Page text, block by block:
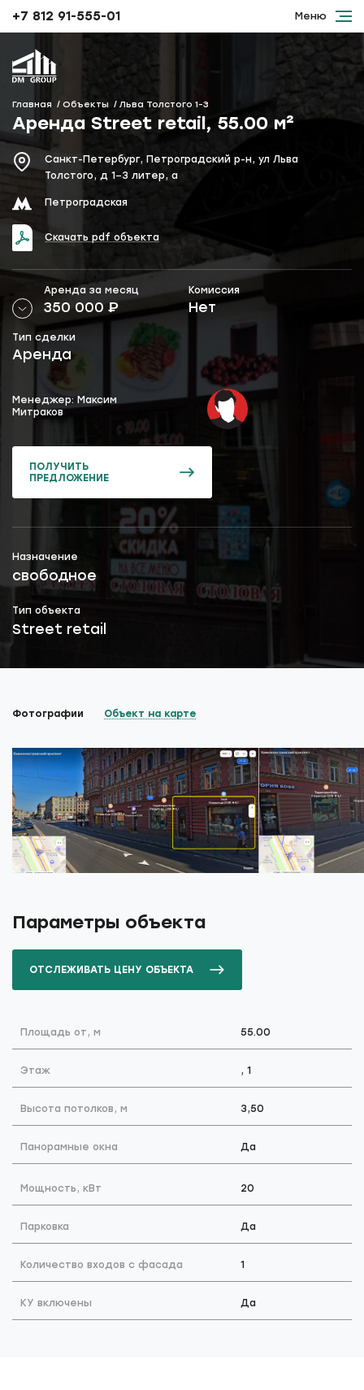
+7 812 91-555-01 Меню
Главная Объекты Льва Толстого 1-3
Аренда Street retail, 55.00 м²
Санкт-Петербург, Петроградский р-н, ул Льва
Толстого, д 1−3 литер, а
Cкачать pdf объекта
Петроградская
Аренда за месяц
350 000 ₽
Тип сделки
Аренда
Комиссия
Нет
Менеджер: Максим
Митраков
ПОЛУЧИТЬ
ПРЕДЛОЖЕНИЕ
Назначение
свободное
Тип объекта
Street retail
Фотографии Объект на карте
Параметры объекта
ОТСЛЕЖИВАТЬ ЦЕНУ ОБЪЕКТА
Площадь от, м 55.00
Этаж , 1
Высота потолков, м 3,50
Панорамные окна Да
Мощность, кВт 20
Парковка Да
Количество входов с фасада 1
КУ включены Да